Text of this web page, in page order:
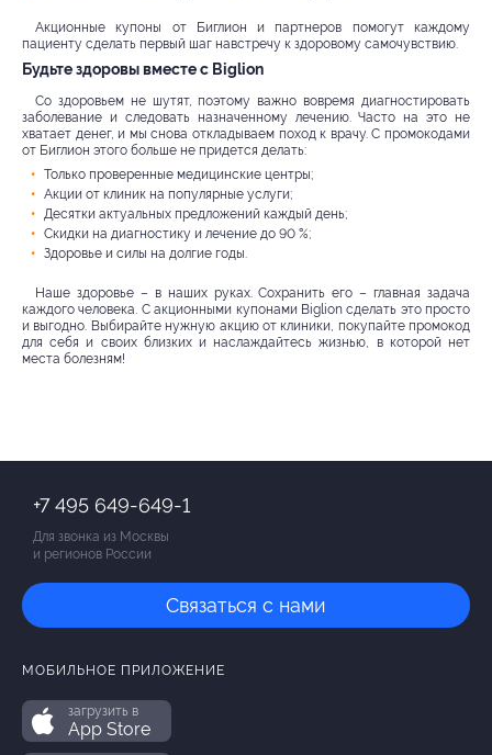
Акционные купоны от Биглион и партнеров помогут каждому
пациенту сделать первый шаг навстречу к здоровому самочувствию.
Будьте здоровы вместе с Biglion
Со здоровьем не шутят, поэтому важно вовремя диагностировать
заболевание и следовать назначенному лечению. Часто на это не
хватает денег, и мы снова откладываем поход к врачу. С промокодами
от Биглион этого больше не придется делать:
Только проверенные медицинские центры;
Акции от клиник на популярные услуги;
Десятки актуальных предложений каждый день;
Скидки на диагностику и лечение до 90 %;
Здоровье и силы на долгие годы.
Наше здоровье – в наших руках. Сохранить его – главная задача
каждого человека. С акционными купонами Biglion сделать это просто
и выгодно. Выбирайте нужную акцию от клиники, покупайте промокод
для себя и своих близких и наслаждайтесь жизнью, в которой нет
места болезням!
+7 495 649-649-1
Для звонка из Москвы
и регионов России
Связаться с нами
МОБИЛЬНОЕ ПРИЛОЖЕНИЕ
загрузить в
App Store